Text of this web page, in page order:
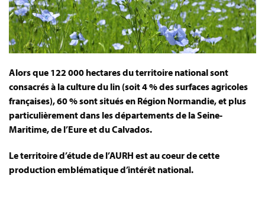
Alors que 122 000 hectares du territoire national sont
consacrés à la culture du lin (soit 4 % des surfaces agricoles
françaises), 60 % sont situés en Région Normandie, et plus
particulièrement dans les départements de la Seine-
Maritime, de l’Eure et du Calvados.
Le territoire d’étude de l’AURH est au coeur de cette
production emblématique d’intérêt national.